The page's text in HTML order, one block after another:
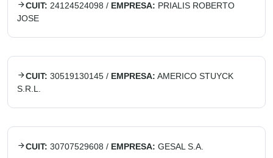
CUIT: 24124524098 / EMPRESA: PRIALIS ROBERTO
JOSE
CUIT: 30519130145 / EMPRESA: AMERICO STUYCK
S.R.L.
CUIT: 30707529608 / EMPRESA: GESAL S.A.